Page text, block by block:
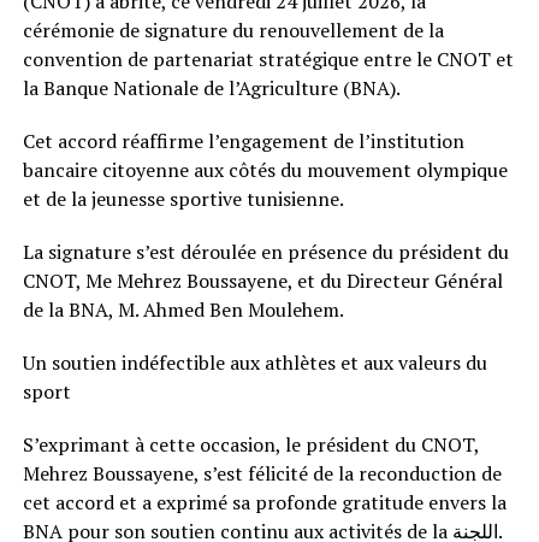
cérémonie de signature du renouvellement de la
convention de partenariat stratégique entre le CNOT et
la Banque Nationale de l’Agriculture (BNA).
Cet accord réaffirme l’engagement de l’institution
bancaire citoyenne aux côtés du mouvement olympique
et de la jeunesse sportive tunisienne.
La signature s’est déroulée en présence du président du
CNOT, Me Mehrez Boussayene, et du Directeur Général
de la BNA, M. Ahmed Ben Moulehem.
Un soutien indéfectible aux athlètes et aux valeurs du
sport
S’exprimant à cette occasion, le président du CNOT,
Mehrez Boussayene, s’est félicité de la reconduction de
cet accord et a exprimé sa profonde gratitude envers la
BNA pour son soutien continu aux activités de la اللجنة.